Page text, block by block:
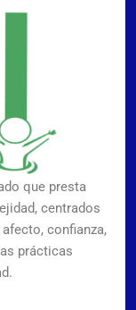
que presta
centrados
confianza,
prácticas